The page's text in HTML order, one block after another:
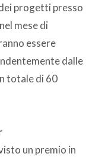
progetti presso
mese di
essere
dalle
totale di 60
un premio in